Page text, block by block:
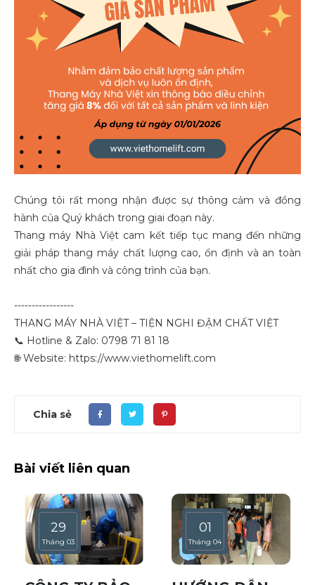
Chúng tôi rất mong nhận được sự thông cảm và đồng
hành của Quý khách trong giai đoạn này.
Thang máy Nhà Việt cam kết tiếp tục mang đến những
giải pháp thang máy chất lượng cao, ổn định và an toàn
nhất cho gia đình và công trình của bạn.
-----------------
THANG MÁY NHÀ VIỆT – TIỆN NGHI ĐẬM CHẤT VIỆT
📞 Hotline & Zalo: 0798 71 81 18
🌐 Website: https://www.viethomelift.com
Chia sẻ
Bài viết liên quan
29
Tháng 03
01
Tháng 04